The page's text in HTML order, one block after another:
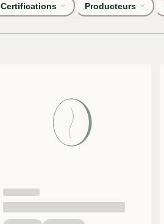
Certifications Producteurs